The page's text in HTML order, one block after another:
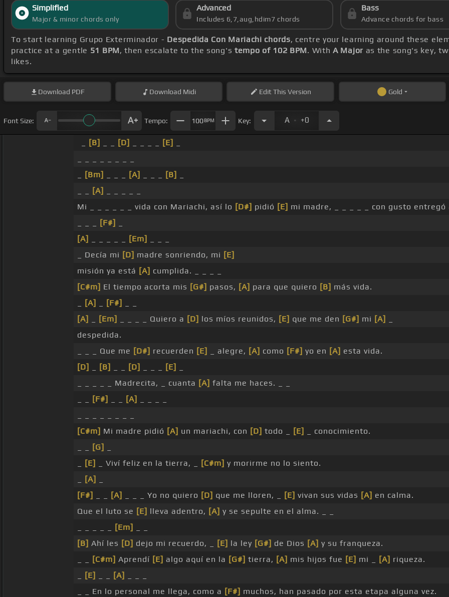
Simplified
Major & minor chords only
Advanced
Includes 6,7,aug,hdim7 chords
Bass
Advance chords for bass
To start learning Grupo Exterminador - Despedida Con Mariachi chords, centre your learning around these
practice at a gentle 51 BPM, then escalate to the song's tempo of 102 BPM. WithA Major as the song's key,
likes.
Download PDF Download Midi EditThis Version Gold
Font Size: Tempo: 100BPM Key: A . +0
[B] [D] [E]
[Bm] [A] [B]
[A]
Mi _ _ _ _ _ _ vida con Mariachi, así lo [D#] pidió [E] mi madre, _ _ _ _ _ con gusto
[F#]
[A]
[Em]
_ Decía mi [D] madre sonriendo, mi [E]
misión ya está [A] cumplida. _ _ _ _
[C#m] El tiempo acorta mis [G#] pasos, [A] para que quiero [B] más vida.
[A] [F#]
[A]
[Em] _ _ _ _ Quiero a [D] los míos reunidos, [E] que me den [G#] mi [A]
despedida.
_ _ _ Que me [D#] recuerden [E] _ alegre, [A] como [F#] yo en [A] esta vida.
[D]
[B] [D] [E]
_ _ _ _ _ Madrecita, _ cuanta [A] falta me haces. _ _
[F#] [A]
[C#m] Mi madre pidió [A] un mariachi, con [D] todo _ [E]
_ conocimiento.
[G]
[E] _ Viví feliz en la tierra, _ [C#m] y morirme no lo siento.
[A]
[F#]
[A] _ _ _ Yo no quiero [D] que me lloren, _ [E] vivan sus vidas [A] en calma.
Que el luto se [E] lleva adentro, [A] y se sepulte en el alma. _ _
[Em]
[B] Ahí les [D] dejo mi recuerdo, _ [E] la ley [G#] de Dios [A] y su franqueza.
[C#m] Aprendí [E] algo aquí en la [G#] tierra, [A] mis hijos fue [E] mi _ [A] riqueza.
[E] [A]
_ _ En lo personal me llega, como a [F#] muchos, han pasado por esta etapa alguna vez.